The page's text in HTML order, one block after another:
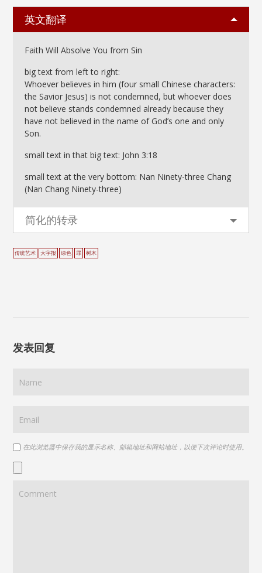
英文翻译
Faith Will Absolve You from Sin
big text from left to right:
Whoever believes in him (four small Chinese characters:
the Savior Jesus) is not condemned, but whoever does
not believe stands condemned already because they
have not believed in the name of God’s one and only
Son.
small text in that big text: John 3:18
small text at the very bottom: Nan Ninety-three Chang
(Nan Chang Ninety-three)
简化的转录
传统艺术 大字报 绿色 罪 树木
发表回复
在此浏览器中保存我的显示名称、邮箱地址和网站地址，以便下次评论时使用。